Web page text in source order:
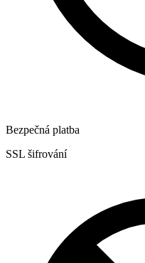
Bezpečná platba
SSL šifrování